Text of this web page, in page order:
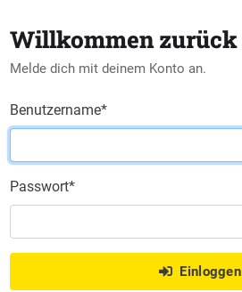
Willkommen zurück
Melde dich mit deinem Konto an.
Benutzername*
Passwort*
Einloggen